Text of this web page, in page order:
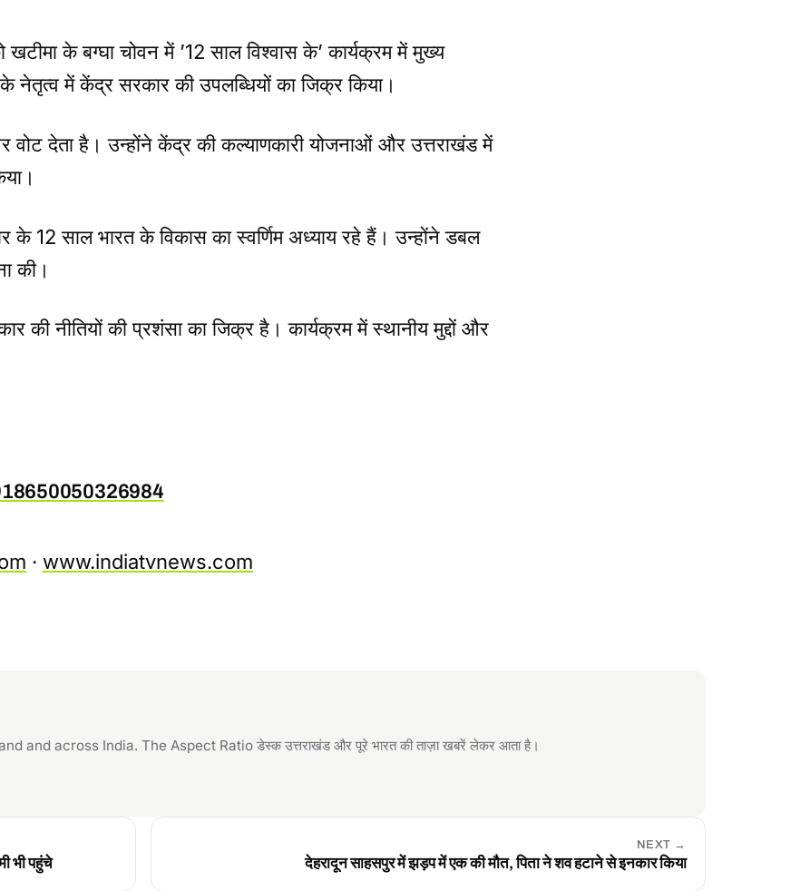
के बग्घा चोवन में ’12 साल विश्वास के’ कार्यक्रम में मुख्य
नेतृत्व में केंद्र सरकार की उपलब्धियों का जिक्र किया।
वोट देता है। उन्होंने केंद्र की कल्याणकारी योजनाओं और उत्तराखंड में
के 12 साल भारत के विकास का स्वर्णिम अध्याय रहे हैं। उन्होंने डबल
की।
की नीतियों की प्रशंसा का जिक्र है। कार्यक्रम में स्थानीय मुद्दों और
· www.indiatvnews.com
across India. The Aspect Ratio डेस्क उत्तराखंड और पूरे भारत की ताज़ा खबरें लेकर आता है।
भी पहुंचे
NEXT →
देहरादून साहसपुर में झड़प में एक की मौत, पिता ने शव हटाने से इनकार किया